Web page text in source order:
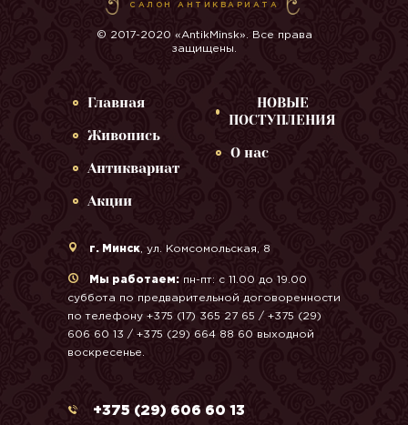
САЛОН АНТИКВАРИАТА
© 2017-2020 «AntikMinsk». Все права
защищены.
Главная
Живопись
Антиквариат
Акции
НОВЫЕ
ПОСТУПЛЕНИЯ
О нас
г. Минск , ул. Комсомольская, 8
Мы работаем: пн-пт: с 11.00 до 19.00
суббота по предварительной договоренности
по телефону +375 (17) 365 27 65 / +375 (29)
606 60 13 / +375 (29) 664 88 60 выходной
воскресенье.
+375 (29) 606 60 13